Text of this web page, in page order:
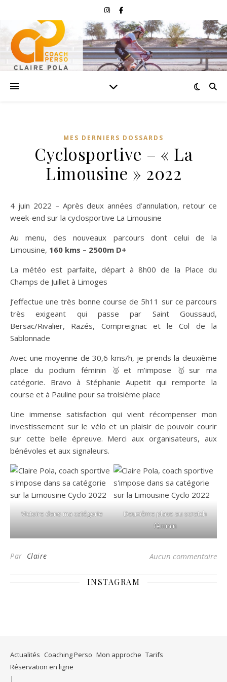
MES DERNIERS DOSSARDS
Cyclosportive – « La
Limousine » 2022
4 juin 2022 – Après deux années d’annulation, retour ce
week-end sur la cyclosportive La Limousine
Au menu, des nouveaux parcours dont celui de la
Limousine, 160 kms – 2500m D+
La météo est parfaite, départ à 8h00 de la Place du
Champs de Juillet à Limoges
J’effectue une très bonne course de 5h11 sur ce parcours
très exigeant qui passe par Saint Goussaud,
Bersac/Rivalier, Razés, Compreignac et le Col de la
Sablonnade
Avec une moyenne de 30,6 kms/h, je prends la deuxième
place du podium féminin 🥈et m’impose 🥇sur ma
catégorie. Bravo à Stéphanie Aupetit qui remporte la
course et à Pauline pour sa troisième place
Une immense satisfaction qui vient récompenser mon
investissement sur le vélo et un plaisir de pouvoir courir
sur cette belle épreuve. Merci aux organisateurs, aux
bénévoles et aux signaleurs.
Victoire dans ma catégorie
Deuxième place au scratch
féminin
Par Claire Aucun commentaire
INSTAGRAM
Actualités Coaching Perso Mon approche Tarifs
Réservation en ligne